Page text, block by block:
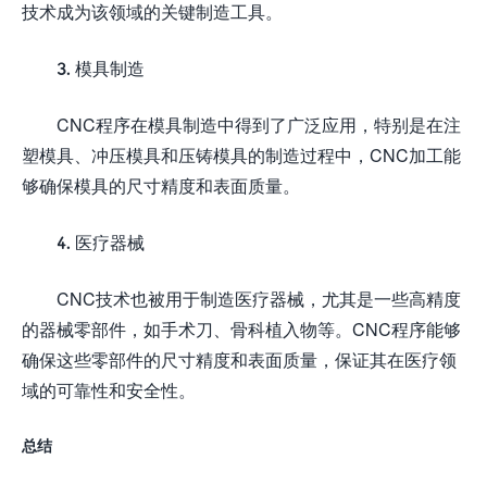
技术成为该领域的关键制造工具。
3. 模具制造
CNC程序在模具制造中得到了广泛应用，特别是在注
塑模具、冲压模具和压铸模具的制造过程中，CNC加工能
够确保模具的尺寸精度和表面质量。
4. 医疗器械
CNC技术也被用于制造医疗器械，尤其是一些高精度
的器械零部件，如手术刀、骨科植入物等。CNC程序能够
确保这些零部件的尺寸精度和表面质量，保证其在医疗领
域的可靠性和安全性。
总结